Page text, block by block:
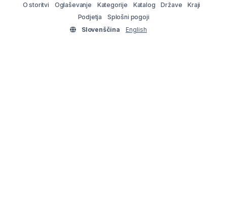
O storitvi
Oglaševanje Kategorije Katalog Države
Kraji
Podjetja
Splošni pogoji
Slovenščina
English